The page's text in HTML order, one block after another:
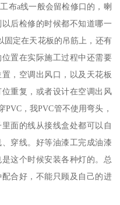
布a线一般会留检修口的，喇
后检修的时候都不知道哪一
定在天花板的吊筋上，还有
置在实际施工过程中还需要
，空调出风口，以及天花板
重复，或者设计在空调出风
，我PVC管不使用弯头，
面的线从接线盒处都可以自
穿线。好等油漆工完成油漆
这个时候安装各种灯的。总
合好，不能只顾及自己的进